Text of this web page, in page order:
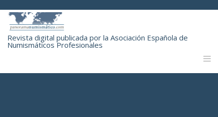
Revista digital publicada por la Asociación Española de
Numismáticos Profesionales